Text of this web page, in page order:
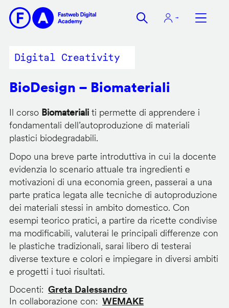
contenuto
Digital Creativity
BioDesign – Biomateriali
Il corso Biomaterialiti permette di apprendere i
fondamentali dell’autoproduzione di materiali
plastici biodegradabili.
Dopo una breve parte introduttiva in cui la docente
evidenzia lo scenario attuale tra ingredienti e
motivazioni di una economia green, passerai a una
parte pratica legata alle tecniche di autoproduzione
dei materiali stessi in ambito domestico. Con
esempi teorico pratici, a partire da ricette condivise
ma modificabili, valuterai le principali differenze con
le plastiche tradizionali, sarai libero di testerai
diverse texture e colori e impiegare in diversi ambiti
e progetti i tuoi risultati.
Docenti
Greta Dalessandro
In collaborazione con
WEMAKE